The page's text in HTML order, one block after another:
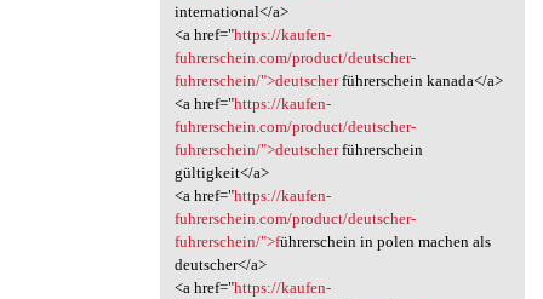
international</a>
<a href="https://kaufen-
fuhrerschein.com/product/deutscher-
fuhrerschein/">deutscherführerschein kanada</a>
<a href="https://kaufen-
fuhrerschein.com/product/deutscher-
fuhrerschein/">deutscherführerschein
gültigkeit</a>
<a href="https://kaufen-
fuhrerschein.com/product/deutscher-
fuhrerschein/">führerschein in polen machen als
deutscher</a>
<a href="https://kaufen-